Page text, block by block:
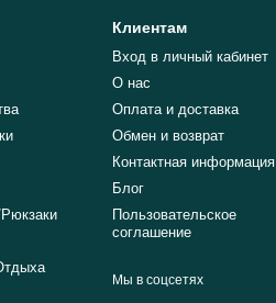
Клиентам
Вход в личный кабинет
О нас
Оплата и доставка
Обмен и возврат
Контактная информация
Блог
Пользовательское
соглашение
Мы в соцсетях